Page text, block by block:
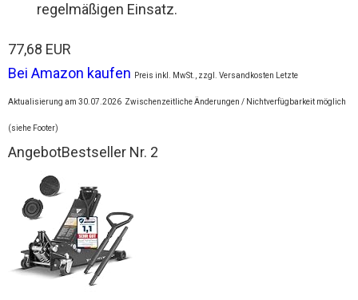
regelmäßigen Einsatz.
77,68 EUR
Bei Amazon kaufen
Preis inkl. MwSt., zzgl. Versandkosten Letzte
Aktualisierung am 30.07.2026 Zwischenzeitliche Änderungen / Nichtverfügbarkeit möglich
(siehe Footer)
AngebotBestseller Nr. 2